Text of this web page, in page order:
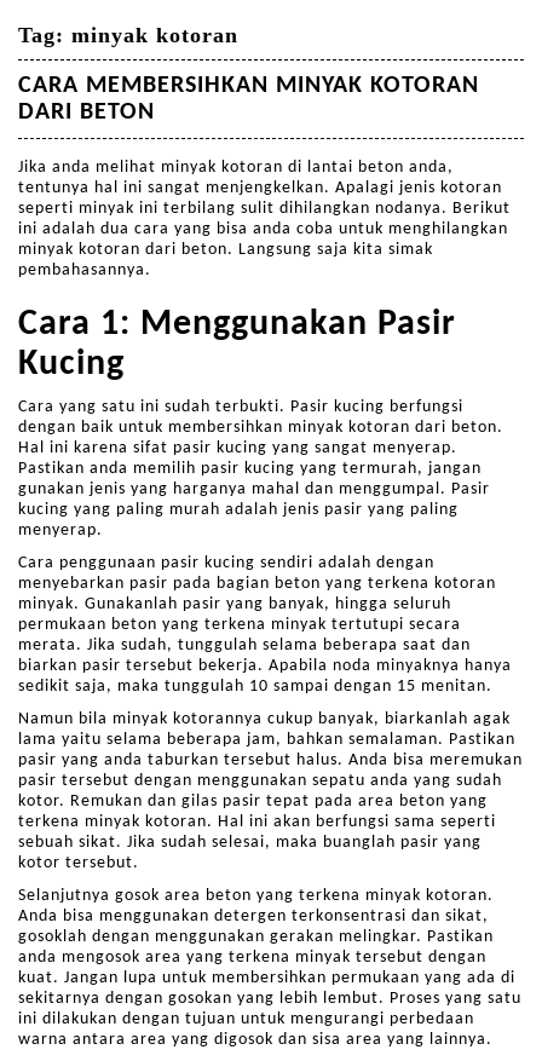
Tag: minyak kotoran
CARA MEMBERSIHKAN MINYAK KOTORAN
DARI BETON
Jika anda melihat minyak kotoran di lantai beton anda,
tentunya hal ini sangat menjengkelkan. Apalagi jenis kotoran
seperti minyak ini terbilang sulit dihilangkan nodanya. Berikut
ini adalah dua cara yang bisa anda coba untuk menghilangkan
minyak kotoran dari beton. Langsung saja kita simak
pembahasannya.
Cara 1: Menggunakan Pasir
Kucing
Cara yang satu ini sudah terbukti. Pasir kucing berfungsi
dengan baik untuk membersihkan minyak kotoran dari beton.
Hal ini karena sifat pasir kucing yang sangat menyerap.
Pastikan anda memilih pasir kucing yang termurah, jangan
gunakan jenis yang harganya mahal dan menggumpal. Pasir
kucing yang paling murah adalah jenis pasir yang paling
menyerap.
Cara penggunaan pasir kucing sendiri adalah dengan
menyebarkan pasir pada bagian beton yang terkena kotoran
minyak. Gunakanlah pasir yang banyak, hingga seluruh
permukaan beton yang terkena minyak tertutupi secara
merata. Jika sudah, tunggulah selama beberapa saat dan
biarkan pasir tersebut bekerja. Apabila noda minyaknya hanya
sedikit saja, maka tunggulah 10 sampai dengan 15 menitan.
Namun bila minyak kotorannya cukup banyak, biarkanlah agak
lama yaitu selama beberapa jam, bahkan semalaman. Pastikan
pasir yang anda taburkan tersebut halus. Anda bisa meremukan
pasir tersebut dengan menggunakan sepatu anda yang sudah
kotor. Remukan dan gilas pasir tepat pada area beton yang
terkena minyak kotoran. Hal ini akan berfungsi sama seperti
sebuah sikat. Jika sudah selesai, maka buanglah pasir yang
kotor tersebut.
Selanjutnya gosok area beton yang terkena minyak kotoran.
Anda bisa menggunakan detergen terkonsentrasi dan sikat,
gosoklah dengan menggunakan gerakan melingkar. Pastikan
anda mengosok area yang terkena minyak tersebut dengan
kuat. Jangan lupa untuk membersihkan permukaan yang ada di
sekitarnya dengan gosokan yang lebih lembut. Proses yang satu
ini dilakukan dengan tujuan untuk mengurangi perbedaan
warna antara area yang digosok dan sisa area yang lainnya.